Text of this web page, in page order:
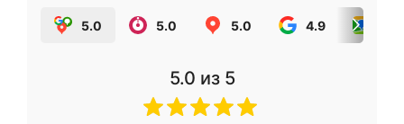
5.0 5.0 5.0 4.9
5.0 из 5